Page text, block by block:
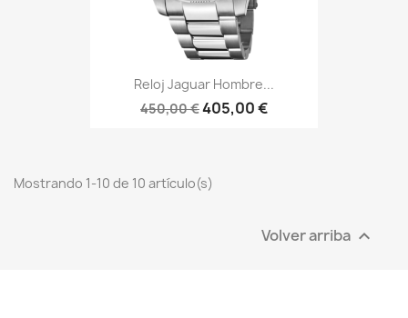
Reloj Jaguar Hombre...
450,00 €405,00 €
Mostrando 1-10 de 10 artículo(s)
Volver arriba 